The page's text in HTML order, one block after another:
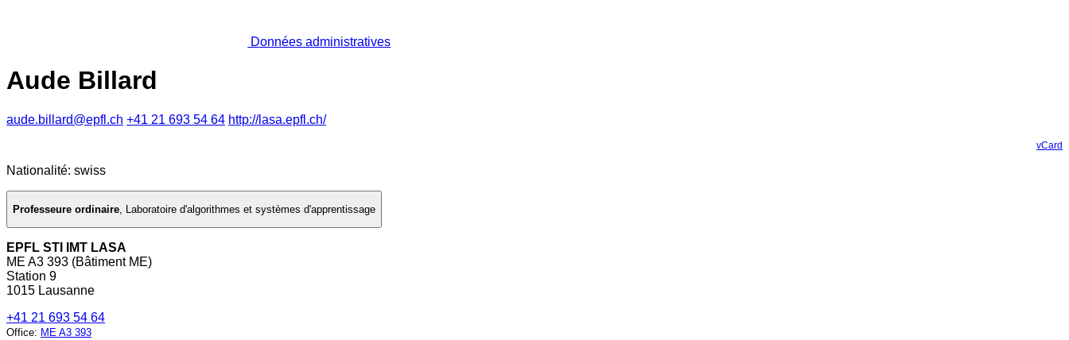
Données administratives
Aude Billard
aude.billard@epfl.ch +41 21 693 54 64 http://lasa.epfl.ch/
vCard
Nationalité: swiss
Professeure ordinaire, Laboratoire d'algorithmes et systèmes d'apprentissage
EPFL STI IMT LASA
ME A3 393 (Bâtiment ME)
Station 9
1015 Lausanne
+41 21 693 54 64
Office: ME A3 393